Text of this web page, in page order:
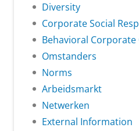
Diversity
Corporate Social
Behavioral Corporate
Omstanders
Norms
Arbeidsmarkt
Netwerken
External Information